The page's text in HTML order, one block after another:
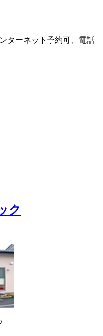
ターネット予約可、電話
ク